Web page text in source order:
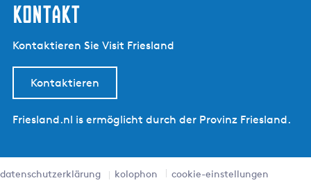
kontakt
Kontaktieren Sie Visit Friesland
Kontaktieren
Friesland.nl is ermöglicht durch der Provinz Friesland.
datenschutzerklärung kolophon cookie-einstellungen